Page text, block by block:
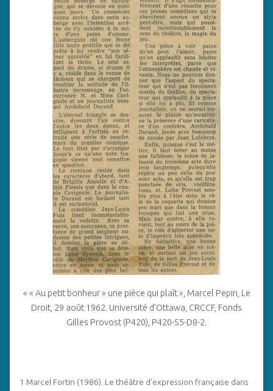
« « Au petit bonheur » une pièce qui plaît », Marcel Pepin, Le
Droit, 29 août 1962. Université d’Ottawa, CRCCF, Fonds
Gilles Provost (P420), P420-S5-D8-2.
1 Marcel Fortin (1986). Le théâtre d’expression française dans